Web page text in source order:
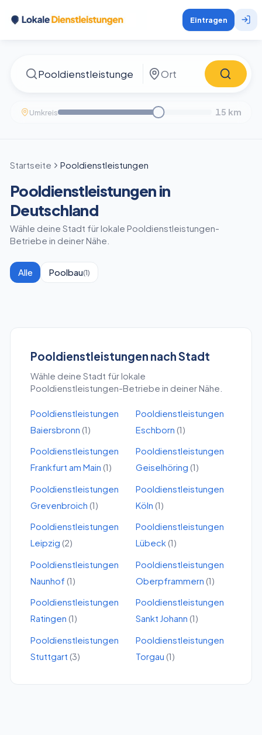
Eintragen
Umkreis 15 km
Startseite Pooldienstleistungen
Pooldienstleistungen in
Deutschland
Wähle deine Stadt für lokale Pooldienstleistungen-
Betriebe in deiner Nähe.
Alle Poolbau(1)
Pooldienstleistungen nach Stadt
Wähle deine Stadt für lokale
Pooldienstleistungen-Betriebe in deiner Nähe.
Pooldienstleistungen
Baiersbronn (1)
Pooldienstleistungen
Eschborn (1)
Pooldienstleistungen
Frankfurt am Main (1)
Pooldienstleistungen
Geiselhöring (1)
Pooldienstleistungen
Grevenbroich (1)
Pooldienstleistungen
Köln (1)
Pooldienstleistungen
Leipzig (2)
Pooldienstleistungen
Lübeck (1)
Pooldienstleistungen
Naunhof (1)
Pooldienstleistungen
Oberpframmern (1)
Pooldienstleistungen
Ratingen (1)
Pooldienstleistungen
Sankt Johann (1)
Pooldienstleistungen
Stuttgart (3)
Pooldienstleistungen
Torgau (1)